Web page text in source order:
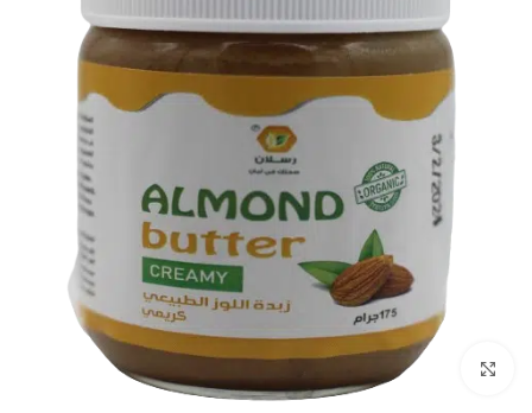
Click to enlarge